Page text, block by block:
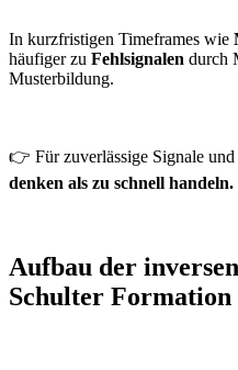
In kurzfristigen Timeframes wie
häufiger zu Fehlsignalen durch
Musterbildung.
👉 Für zuverlässige Signale und
denken als zu schnell handeln.
Aufbau der
Schulter Formation